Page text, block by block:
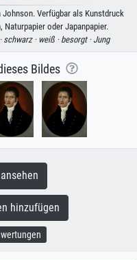
Verfügbar als Kunstdruck
oder Japanpapier.
schwarz · weiß · besorgt · Jung
Bildes
hinzufügen